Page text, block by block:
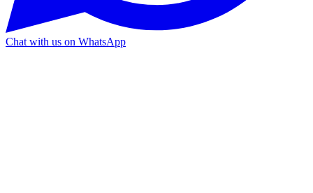
Chat with us on WhatsApp